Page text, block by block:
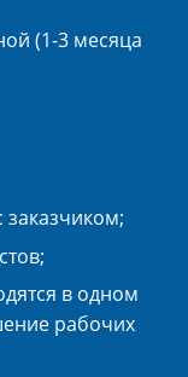
(1-3 месяца
в одном
рабочих